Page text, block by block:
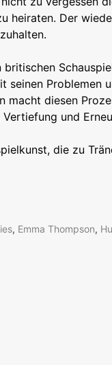
heiraten. Der
seinen Problemen
macht diesen
und
die zu
, Emma Thompson,